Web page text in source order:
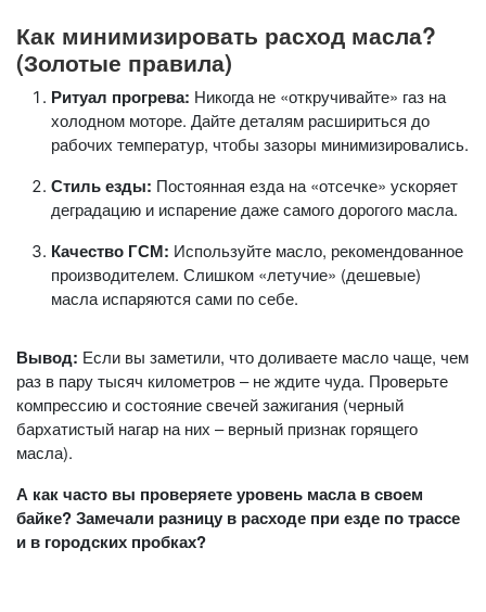
Как минимизировать расход масла?
(Золотые правила)
Ритуал прогрева: Никогда не «откручивайте» газ на
холодном моторе. Дайте деталям расшириться до
рабочих температур, чтобы зазоры минимизировались.
Стиль езды: Постоянная езда на «отсечке» ускоряет
деградацию и испарение даже самого дорогого масла.
Качество ГСМ: Используйте масло, рекомендованное
производителем. Слишком «летучие» (дешевые)
масла испаряются сами по себе.
Вывод: Если вы заметили, что доливаете масло чаще, чем
раз в пару тысяч километров – не ждите чуда. Проверьте
компрессию и состояние свечей зажигания (черный
бархатистый нагар на них – верный признак горящего
масла).
А как часто вы проверяете уровень масла в своем
байке? Замечали разницу в расходе при езде по трассе
и в городских пробках?